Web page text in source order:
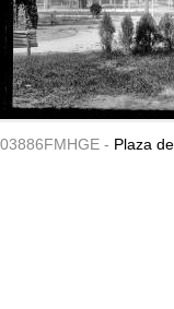
03886FMHGE - Plaza